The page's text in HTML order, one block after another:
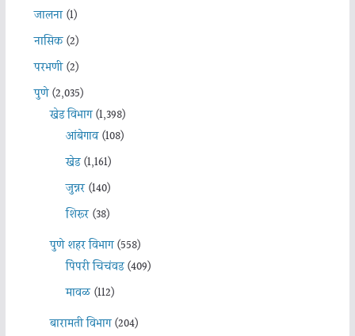
जालना(1)
नासिक(2)
परभणी(2)
पुणे(2,035)
खेड विभाग(1,398)
आंबेगाव(108)
खेड(1,161)
जुन्नर(140)
शिरूर(38)
पुणे शहर विभाग(558)
पिंपरी चिचंवड(409)
मावळ(112)
बारामती विभाग(204)